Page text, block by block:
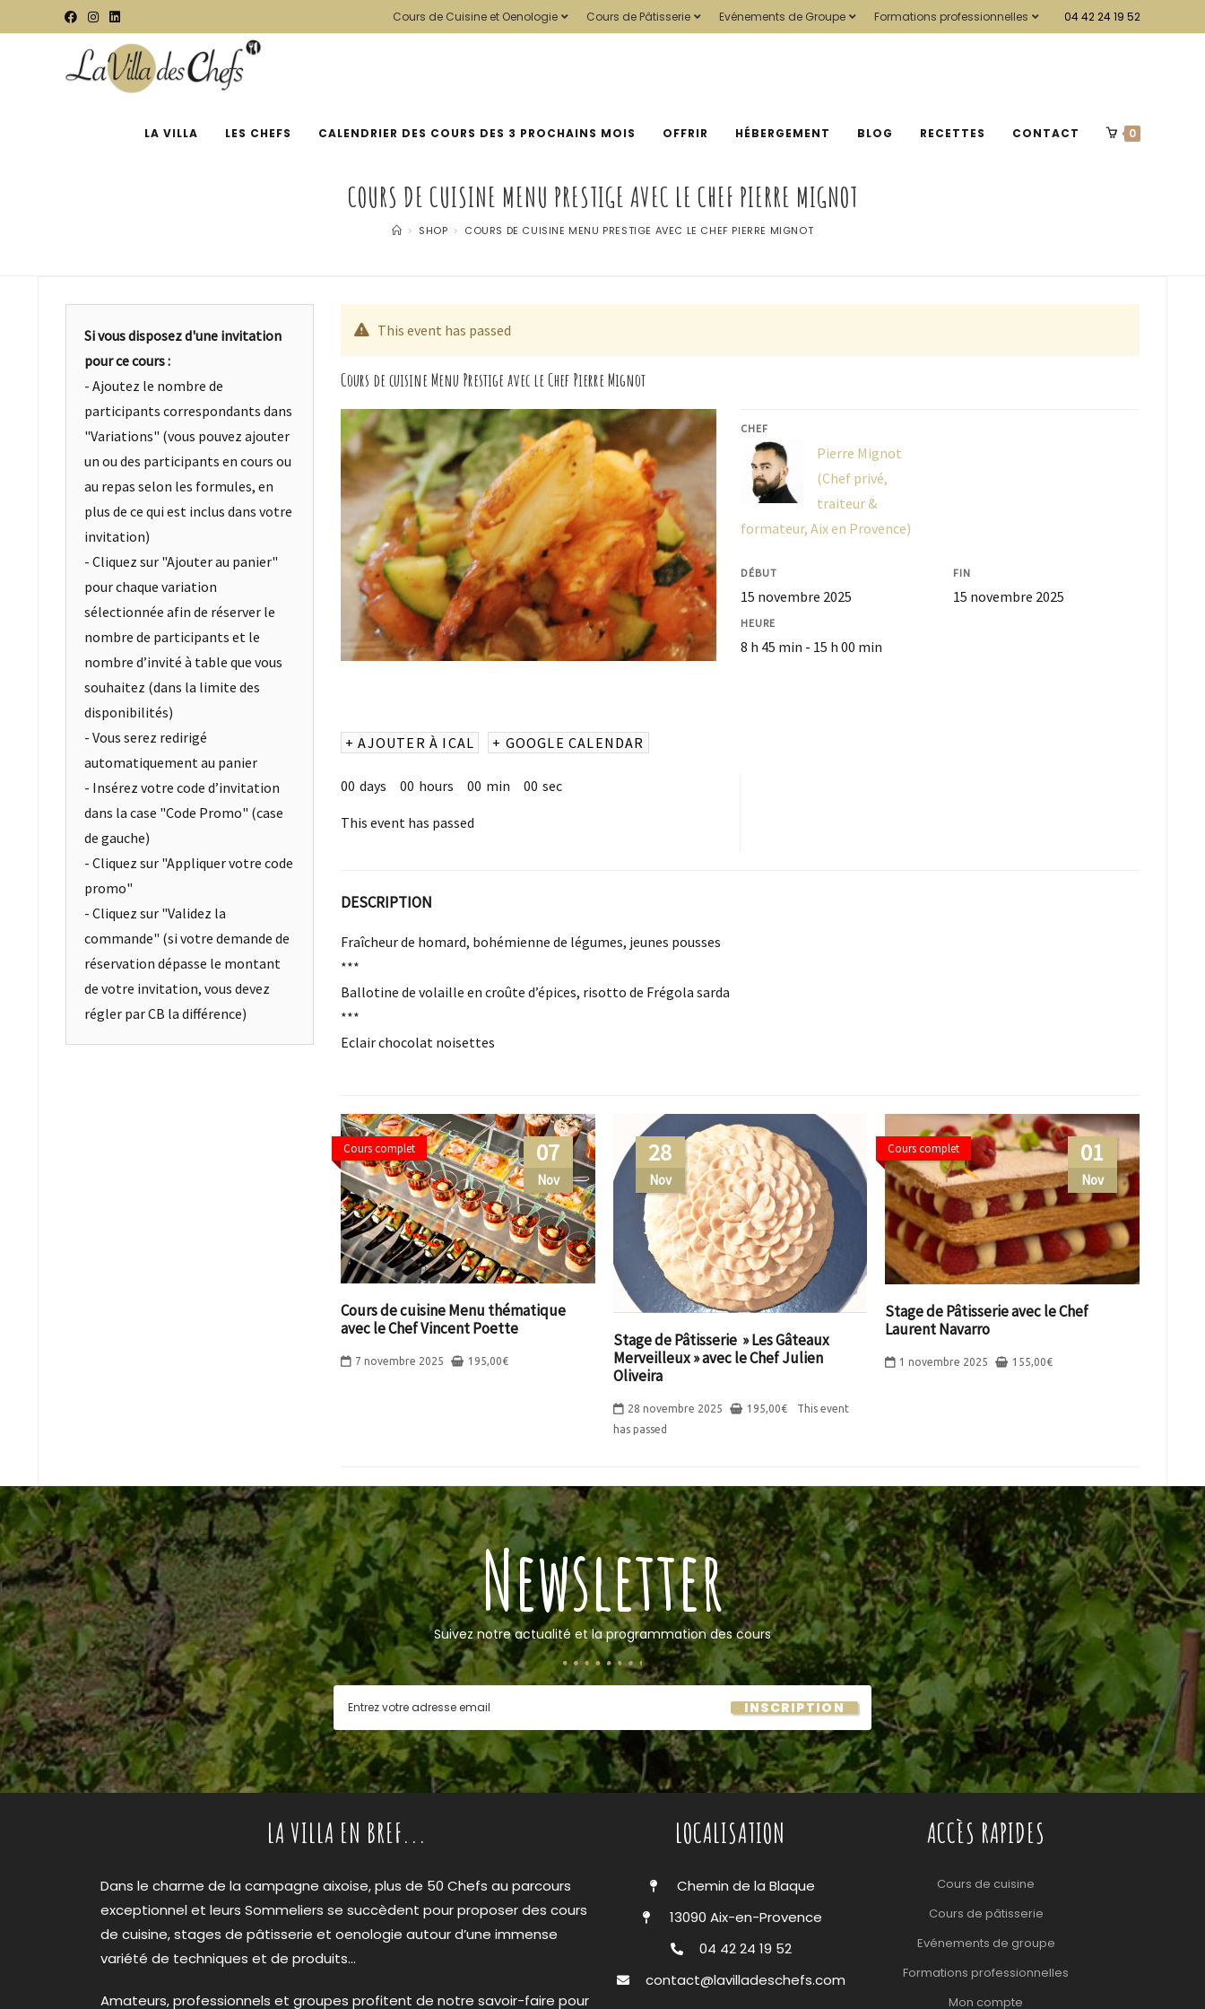
Cours de Cuisine et Oenologie Cours de Pâtisserie Evénements de Groupe Formations professionnelles 04 42 24 19 52
LA VILLA LES CHEFS CALENDRIER DES COURS DES 3 PROCHAINS MOIS OFFRIR HÉBERGEMENT BLOG RECETTES CONTACT 0
COURS DE CUISINE MENU PRESTIGE AVEC LE CHEF PIERRE MIGNOT
> SHOP > COURS DE CUISINE MENU PRESTIGE AVEC LE CHEF PIERRE MIGNOT
This event has passed
Cours de cuisine Menu Prestige avec le Chef Pierre Mignot
CHEF
Pierre Mignot
(Chef privé,
traiteur &
formateur, Aix en Provence)
DÉBUT
15 novembre 2025
FIN
15 novembre 2025
HEURE
8 h 45 min - 15 h 00 min
+ AJOUTER À ICAL + GOOGLE CALENDAR
00 days 00 hours 00 min 00 sec
This event has passed
DESCRIPTION
Fraîcheur de homard, bohémienne de légumes, jeunes pousses
***
Ballotine de volaille en croûte d’épices, risotto de Frégola sarda
***
Eclair chocolat noisettes
07
Nov
Cours complet
Cours de cuisine Menu thématique
avec le Chef Vincent Poette
7 novembre 2025 195,00€
28
Nov
Stage de Pâtisserie » Les Gâteaux
Merveilleux » avec le Chef Julien
Oliveira
28 novembre 2025 195,00€
This event
has passed
01
Nov
Cours complet
Stage de Pâtisserie avec le Chef
Laurent Navarro
1 novembre 2025 155,00€
Si vous disposez d'une invitation
pour ce cours :
- Ajoutez le nombre de
participants correspondants dans
"Variations" (vous pouvez ajouter
un ou des participants en cours ou
au repas selon les formules, en
plus de ce qui est inclus dans votre
invitation)
- Cliquez sur "Ajouter au panier"
pour chaque variation
sélectionnée afin de réserver le
nombre de participants et le
nombre d’invité à table que vous
souhaitez (dans la limite des
disponibilités)
- Vous serez redirigé
automatiquement au panier
- Insérez votre code d’invitation
dans la case "Code Promo" (case
de gauche)
- Cliquez sur "Appliquer votre code
promo"
- Cliquez sur "Validez la
commande" (si votre demande de
réservation dépasse le montant
de votre invitation, vous devez
régler par CB la différence)
Newsletter
Suivez notre actualité et la programmation des cours
INSCRIPTION
LA VILLA EN BREF...
Dans le charme de la campagne aixoise, plus de 50 Chefs au parcours
exceptionnel et leurs Sommeliers se succèdent pour proposer des cours
de cuisine, stages de pâtisserie et oenologie autour d’une immense
variété de techniques et de produits…
Amateurs, professionnels et groupes profitent de notre savoir-faire pour
LOCALISATION
Chemin de la Blaque
13090 Aix-en-Provence
04 42 24 19 52
contact@lavilladeschefs.com
ACCÈS RAPIDES
Cours de cuisine
Cours de pâtisserie
Evénements de groupe
Formations professionnelles
Mon compte